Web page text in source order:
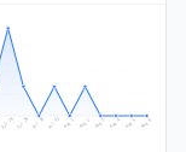
Jul 28 Jul 29 Jul 30 Jul 31 Aug 1 Aug 2 Aug 3 Aug 4 Aug 5 Aug 6